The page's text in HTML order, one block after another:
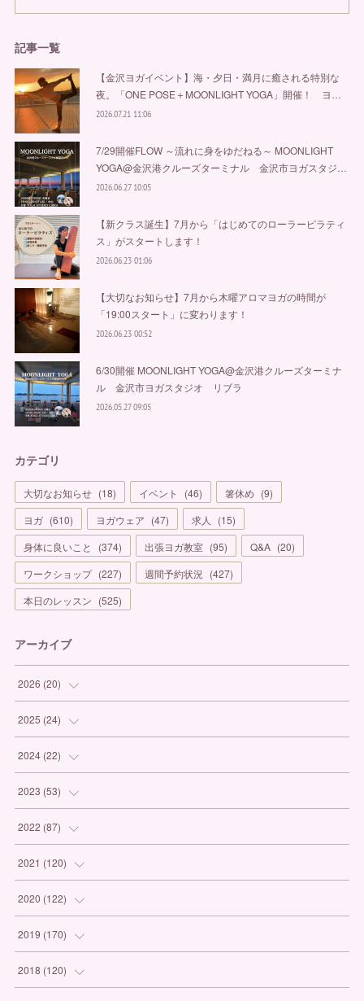
記事一覧
【金沢ヨガイベント】海・夕日・満月に癒される特別な
夜。「ONE POSE＋MOONLIGHT YOGA」開催！ ヨ…
2026.07.21 11:06
7/29開催FLOW ～流れに身をゆだねる～ MOONLIGHT
YOGA@金沢港クルーズターミナル 金沢市ヨガスタジ…
2026.06.27 10:05
【新クラス誕生】7月から「はじめてのローラーピラティ
ス」がスタートします！
2026.06.23 01:06
【大切なお知らせ】7月から木曜アロマヨガの時間が
「19:00スタート」に変わります！
2026.06.23 00:52
6/30開催 MOONLIGHT YOGA@金沢港クルーズターミナ
ル 金沢市ヨガスタジオ リブラ
2026.05.27 09:05
カテゴリ
大切なお知らせ (18) イベント (46) 箸休め (9)
ヨガ (610) ヨガウェア (47) 求人 (15)
身体に良いこと
(374) 出張ヨガ教室 (95) Q&A (20)
ワークショップ (227) 週間予約状況 (427)
本日のレッスン (525)
アーカイブ
2026 (20)
(1
(3
(6
(5
2025 (24)
(1
(7
(3
(4)
2024 (22)
(1
(1
(2)
(2)
2023 (53)
(6
(1)
(3)
(3)
2022 (87)
(12
(9)
(12
(8)
2021 (120)
(10
(11
(9)
2020 (122)
(9)
(13
2019 (170)
(19
2018 (120)